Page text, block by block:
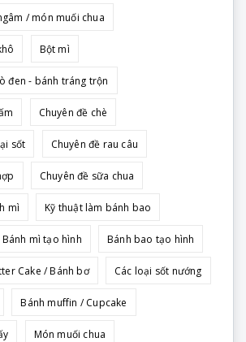
/ món muối chua
Bột mì
đen - bánh tráng trộn
Chuyên đề chè
sốt Chuyên đề rau câu
Chuyên đề sữa chua
mì Kỹ thuật làm bánh bao
Bánh mì tạo hình Bánh bao tạo hình
Cake / Bánh bơ Các loại sốt nướng
Bánh muffin / Cupcake
Món muối chua